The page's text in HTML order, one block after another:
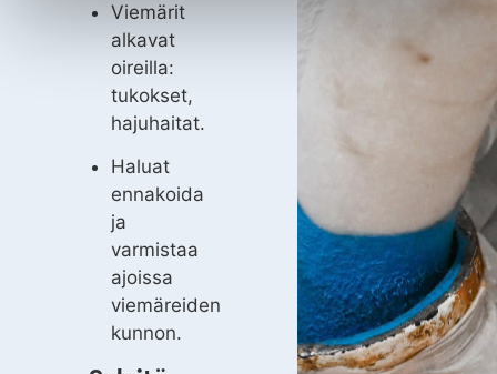
Viemärit
alkavat
oireilla:
tukokset,
hajuhaitat.
Haluat
ennakoida
ja
varmistaa
ajoissa
viemäreiden
kunnon.